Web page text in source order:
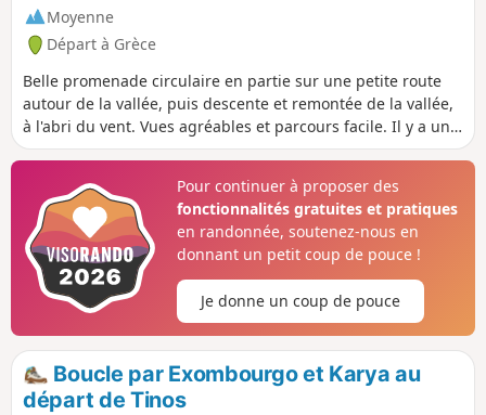
Moyenne
Départ à Grèce
Belle promenade circulaire en partie sur une petite route
autour de la vallée, puis descente et remontée de la vallée,
à l'abri du vent. Vues agréables et parcours facile. Il y a un
musée à Louvos et un café. En saison, il y a un bon
retour).
Pour continuer à proposer des
fonctionnalités gratuites et pratiques
en randonnée, soutenez-nous en
donnant un petit coup de pouce !
Je donne un coup de pouce
Boucle par Exombourgo et Karya au
départ de Tinos